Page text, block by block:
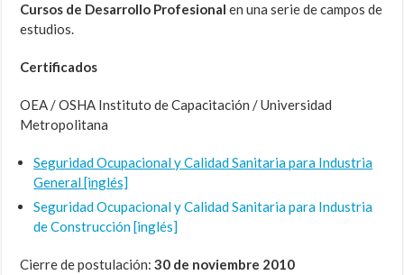
Cursos de Desarrollo Profesionalen una serie de campos de
estudios.
Certificados
OEA / OSHA Instituto de Capacitación / Universidad
Metropolitana
Seguridad Ocupacional y Calidad Sanitaria para Industria
General [inglés]
Seguridad Ocupacional y Calidad Sanitaria para Industria
de Construcción [inglés]
Cierre de postulación:30 de noviembre 2010